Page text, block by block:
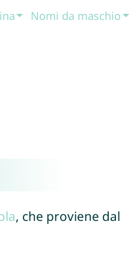
Nomi da maschio
, che proviene dal